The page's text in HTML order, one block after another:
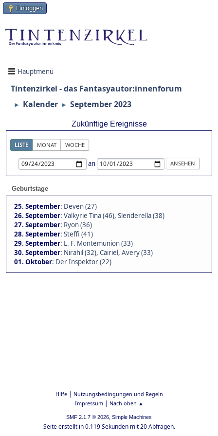
Einloggen
Hauptmenü
Tintenzirkel - das Fantasyautor:innenforum
► Kalender ► September 2023
Zukünftige Ereignisse
LISTE MONAT WOCHE
an
Geburtstage
25. September: Deven (27)
26. September: Valkyrie Tina (46), Slenderella (38)
27. September: Ryon (36)
28. September: Steffi (41)
29. September: L. F. Montemunion (33)
30. September: Nirahil (32), Cairiel, Avery (33)
01. Oktober: Der Inspektor (22)
Hilfe| Nutzungsbedingungen und Regeln
Impressum| Nach oben ▲
SMF 2.1.7 © 2026, Simple Machines
Seite erstellt in 0.119 Sekunden mit 20 Abfragen.